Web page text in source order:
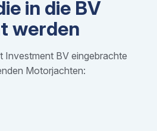
in die BV
werden
Investment BV eingebrachte
Motorjachten: